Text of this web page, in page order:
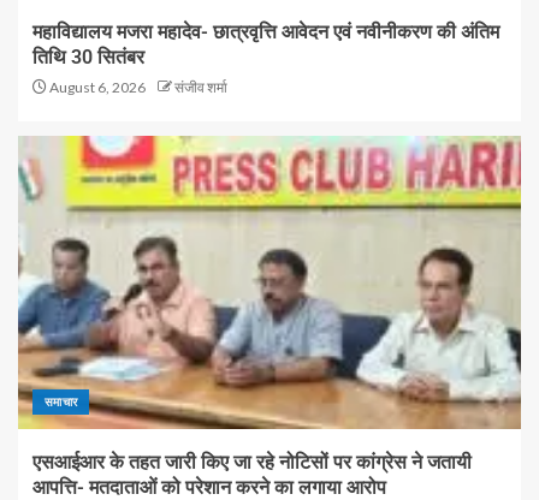
महाविद्यालय मजरा महादेव- छात्रवृत्ति आवेदन एवं नवीनीकरण की अंतिम
तिथि 30 सितंबर
August 6, 2026 संजीव शर्मा
समाचार
एसआईआर के तहत जारी किए जा रहे नोटिसों पर कांग्रेस ने जतायी
आपत्ति- मतदाताओं को परेशान करने का लगाया आरोप